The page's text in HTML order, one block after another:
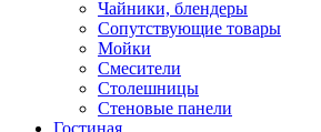
Чайники, блендеры
Сопутствующие товары
Мойки
Смесители
Столешницы
Стеновые панели